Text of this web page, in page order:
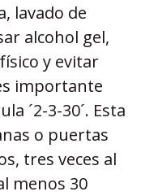
lavado de
alcohol gel,
y evitar
importante
´2-3-30´. Esta
o puertas
tres veces al
menos 30